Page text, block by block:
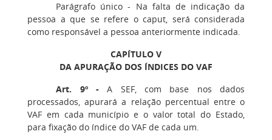
Parágrafo único - Na falta de indicação da
pessoa a que se refere o caput, será considerada
como responsável a pessoa anteriormente indicada.
CAPÍTULO V
DA APURAÇÃO DOS ÍNDICES DO VAF
Art. 9º - A SEF, com base nos dados
processados, apurará a relação percentual entre o
VAF em cada município e o valor total do Estado,
para fixação do índice do VAF de cada um.